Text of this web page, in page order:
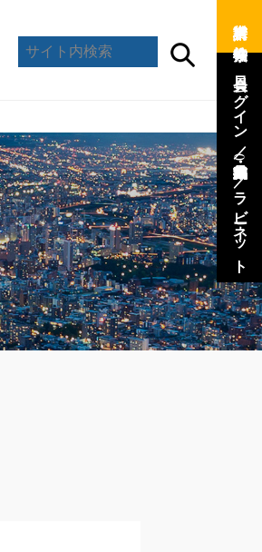
資料請求 ／
会員ログイン ／
(会員専用)
／
ラビーネット